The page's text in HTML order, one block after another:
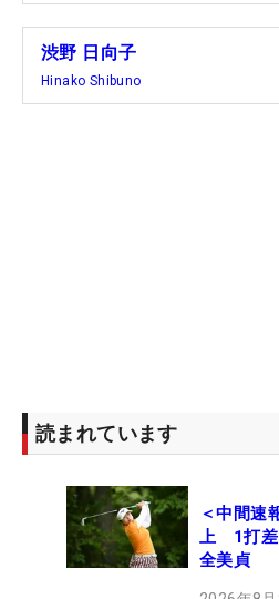
円）
47位 畑岡奈紗（58万8451
67位 勝みなみ（41万9557
渋野 日向子
Hinako Shibuno
読まれています
＜中間速
上 1打差
全美貞